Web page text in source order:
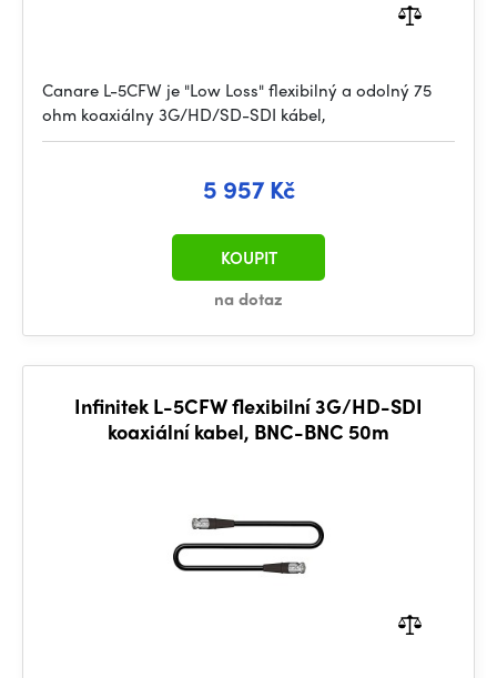
Canare L-5CFW je "Low Loss" flexibilný a odolný 75
ohm koaxiálny 3G/HD/SD-SDI kábel,
5 957 Kč
na dotaz
KOUPIT
Infinitek L-5CFW flexibilní 3G/HD-SDI
koaxiální kabel, BNC-BNC 50m